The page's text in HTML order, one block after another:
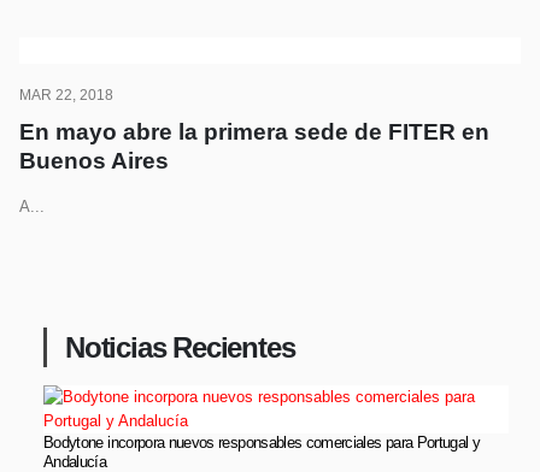
MAR 22, 2018
En mayo abre la primera sede de FITER en
Buenos Aires
A...
Noticias Recientes
Bodytone incorpora nuevos responsables comerciales para Portugal y
Andalucía